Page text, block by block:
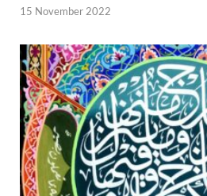
15 November 2022